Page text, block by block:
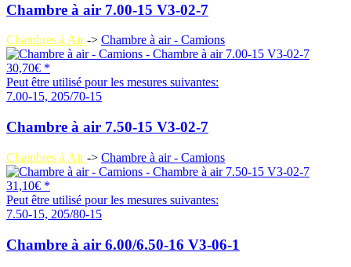
Chambre à air 7.00-15 V3-02-7
Chambres à Air-> Chambre à air - Camions
30,70€ *
Peut être utilisé pour les mesures suivantes:
7.00-15, 205/70-15
Chambre à air 7.50-15 V3-02-7
Chambres à Air-> Chambre à air - Camions
31,10€ *
Peut être utilisé pour les mesures suivantes:
7.50-15, 205/80-15
Chambre à air 6.00/6.50-16 V3-06-1